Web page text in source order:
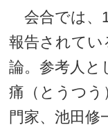
会合では、
報告されてい
論。参考人と
痛（とうつう
門家、池田修